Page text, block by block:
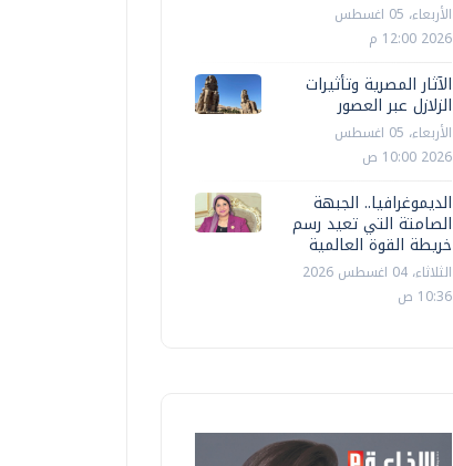
الأربعاء، 05 اغسطس
2026 12:00 م
الآثار المصرية وتأثيرات
الزلازل عبر العصور
الأربعاء، 05 اغسطس
2026 10:00 ص
الديموغرافيا.. الجبهة
الصامتة التي تعيد رسم
خريطة القوة العالمية
الثلاثاء، 04 اغسطس 2026
10:36 ص